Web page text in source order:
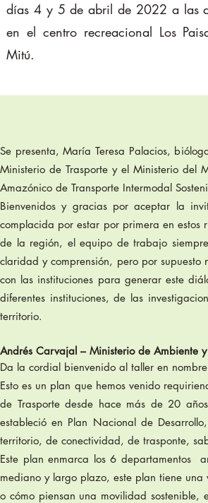
días 4 y 5 de abril de 2022 a las
en el centro recreacional Los
Mitú.
Se presenta, María Teresa Palacios,
Ministerio de Trasporte y el Ministerio del
Amazónico de Transporte Intermodal
Bienvenidos y gracias por aceptar la
complacida por estar por primera en
de la región, el equipo de trabajo
claridad y comprensión, pero por
con las instituciones para generar este
diferentes instituciones, de las
territorio.
Andrés Carvajal – Ministerio de Ambiente y
Da la cordial bienvenido al taller en
Esto es un plan que hemos venido
de Trasporte desde hace más de 20
estableció en Plan Nacional de
territorio, de conectividad, de trasponte,
Este plan enmarca los 6 departamentos
mediano y largo plazo, este plan tiene
o cómo piensan una movilidad sostenible,